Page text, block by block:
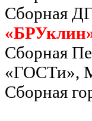
Сборная
Сборная
«ГОСТи»,
Сборная